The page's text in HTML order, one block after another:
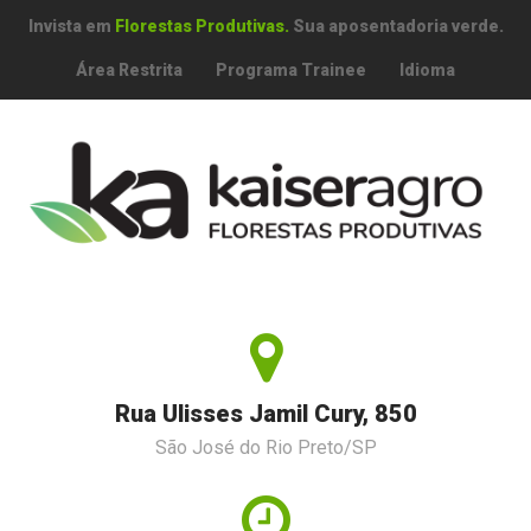
Invista em Florestas Produtivas. Sua aposentadoria verde.
Área Restrita Programa Trainee Idioma
Rua Ulisses Jamil Cury, 850
São José do Rio Preto/SP